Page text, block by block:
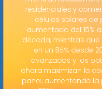
residenciales y
células solares de
aumentado del 15%
década, mientras
en un 85% desde
avanzados y los
ahora maximizan la
panel, aumentando